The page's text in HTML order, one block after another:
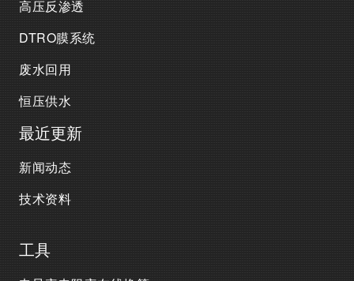
高压反渗透
DTRO膜系统
废水回用
恒压供水
最近更新
新闻动态
技术资料
工具